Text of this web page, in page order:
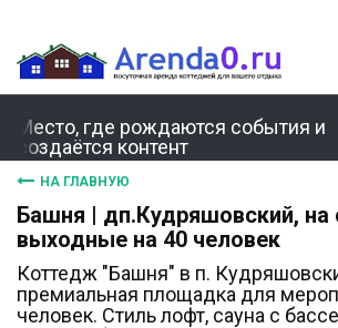
Место, где рождаются события и
создаётся контент
НА ГЛАВНУЮ
Башня | дп.Кудряшовский, на
выходные на 40 человек
Коттедж "Башня" в п.
премиальная площадка для
человек. Стиль лофт, сауна с